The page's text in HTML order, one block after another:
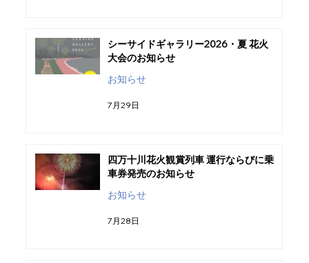
シーサイドギャラリー2026・夏 花火
大会のお知らせ
お知らせ
7月29日
四万十川花火観賞列車 運行ならびに乗
車券発売のお知らせ
お知らせ
7月28日